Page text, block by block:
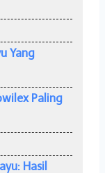
Yang
Paling
Hasil